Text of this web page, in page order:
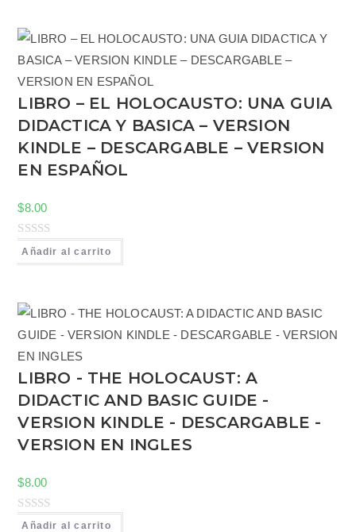
d
c
o
n
0
d
5
LIBRO – EL HOLOCAUSTO: UNA GUIA
DIDACTICA Y BASICA – VERSION
KINDLE – DESCARGABLE – VERSION
EN ESPAÑOL
$8.00
V
a
o
a
d
o
c
o
n
d
5
Añadir al carrito
LIBRO - THE HOLOCAUST: A
DIDACTIC AND BASIC GUIDE -
VERSION KINDLE - DESCARGABLE -
VERSION EN INGLES
$8.00
V
Añadir al carrito